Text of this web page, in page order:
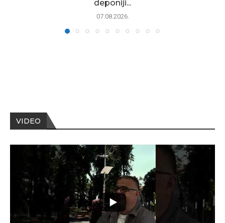
deponiji...
07.08.2026.
VIDEO